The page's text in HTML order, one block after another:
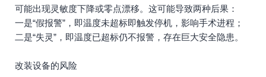
可能出现灵敏度下降或零点漂移。这可能导致两种后果：
一是“假报警”，即温度未超标即触发停机，影响手术进程；
二是“失灵”，即温度已超标仍不报警，存在巨大安全隐患。
改装设备的风险